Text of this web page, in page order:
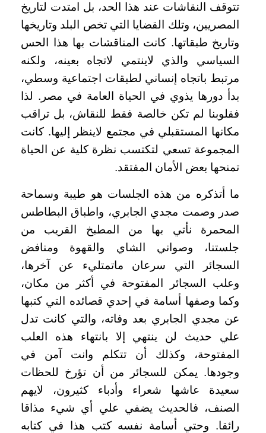
تتوقف النقاشات عند هذا الحد، بل امتدت لتاريخ
المصريين، وتلك القضايا التي تخص البلد وتاريخها
وتاريخ طبقاتها. كانت المناقشات بها هذا الحس
السياسي والذي لاينتمي لاتجاه بعينه، ولكنه
مرتبط باتجاه إنساني لطبقات اجتماعية وسطي،
بدأ دورها يذوي في الحياة العامة في مصر. لذا
فقلوبنا لم تكن خالصة فقط للنقاش، بل تراقب
مكانها المستقبلي في مجتمع لاينظر إليها. كانت
المجموعة تسعي لتكتسب نظرة كلية عن الحياة
تمنحها بعض الأمان المفتقد.
ما أتذكره من هذه الجلسات هو طيبة وسماحة
صدر وصمت مجدي الجابري، واطباق البطاطس
المحمرة نأتي بها من المطبخ القريب من
جلستنا، وصواني الشاي والقهوة ومنافض
السجائر التي سرعان ماتمتليء عن آخرها،
وعلب السجائر المفتوحة في أكثر من مكان،
وكما وصفها أسامة في إحدي قصائده التي كتبها
عن مجدي الجابري بعد وفاته، والتي كانت تدل
علي حديث لن ينتهي إلا بانتهاء هذه العلب
المفتوحة، وكذلك أن تتكلم وانت آمن في
وجودها. يمكن للسجائر من أن تؤرخ للحظات
سعيدة عاشها شعراء وأدباء كثيرون، لايهم
الصنف، فالحديث يضفي علي أي شيء مذاقا
رائقا. وحتي أسامة نفسه كتب هذا في كتابه